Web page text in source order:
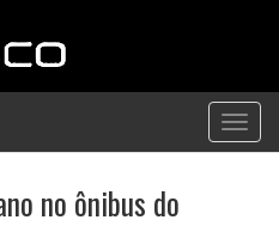
no ônibus do